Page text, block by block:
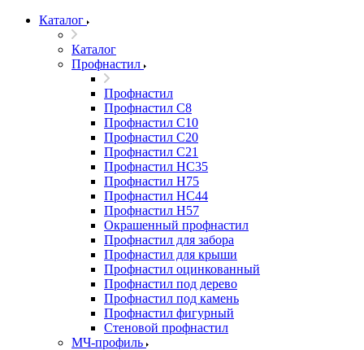
Каталог
Каталог
Профнастил
Профнастил
Профнастил С8
Профнастил С10
Профнастил С20
Профнастил С21
Профнастил НС35
Профнастил Н75
Профнастил HC44
Профнастил Н57
Окрашенный профнастил
Профнастил для забора
Профнастил для крыши
Профнастил оцинкованный
Профнастил под дерево
Профнастил под камень
Профнастил фигурный
Стеновой профнастил
МЧ-профиль